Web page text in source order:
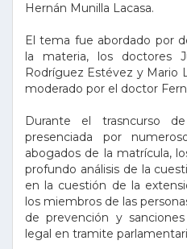
Hernán Munilla Lacasa.
El tema fue abordado por
la materia, los doctores
Rodríguez Estévez y Mario
moderado por el doctor
Durante el trasncurso
presenciada por
abogados de la matrícula,
profundo análisis de la
en la cuestión de la
los miembros de las
de prevención y
legal en tramite